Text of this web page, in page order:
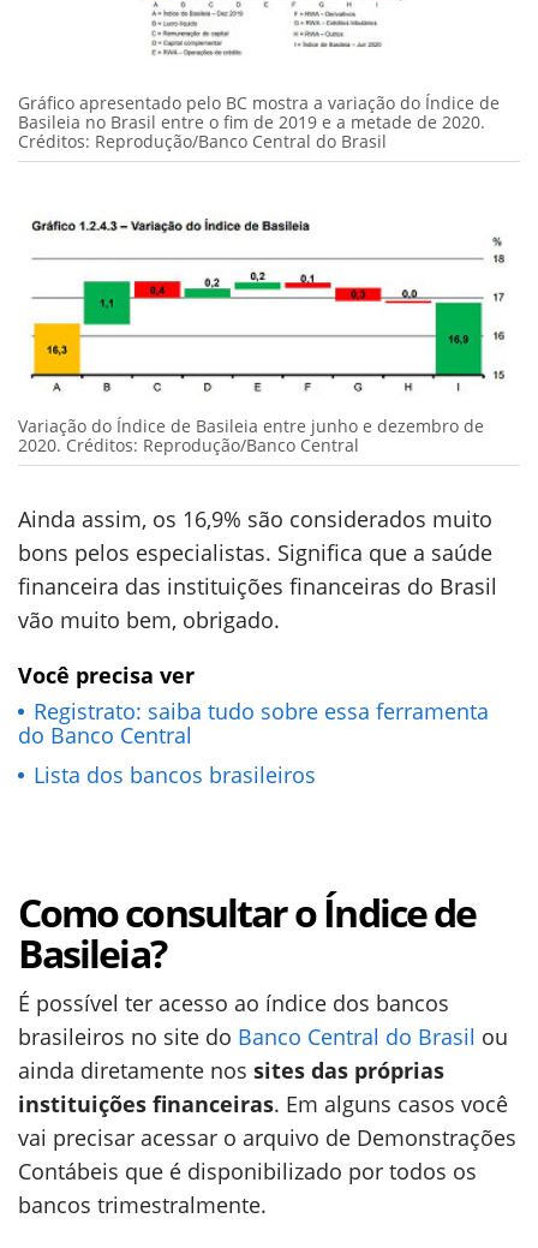
Gráfico apresentado pelo BC mostra a variação do Índice de
Basileia no Brasil entre o fim de 2019 e a metade de 2020.
Créditos: Reprodução/Banco Central do Brasil
Variação do Índice de Basileia entre junho e dezembro de
2020. Créditos: Reprodução/Banco Central
Ainda assim, os 16,9% são considerados muito
bons pelos especialistas. Significa que a saúde
financeira das instituições financeiras do Brasil
vão muito bem, obrigado.
Você precisa ver
Registrato: saiba tudo sobre essa ferramenta
do Banco Central
Lista dos bancos brasileiros
Como consultar o Índice de
Basileia?
É possível ter acesso ao índice dos bancos
brasileiros no site do Banco Central do Brasil ou
ainda diretamente nos sites das próprias
instituições financeiras. Em alguns casos você
vai precisar acessar o arquivo de Demonstrações
Contábeis que é disponibilizado por todos os
bancos trimestralmente.